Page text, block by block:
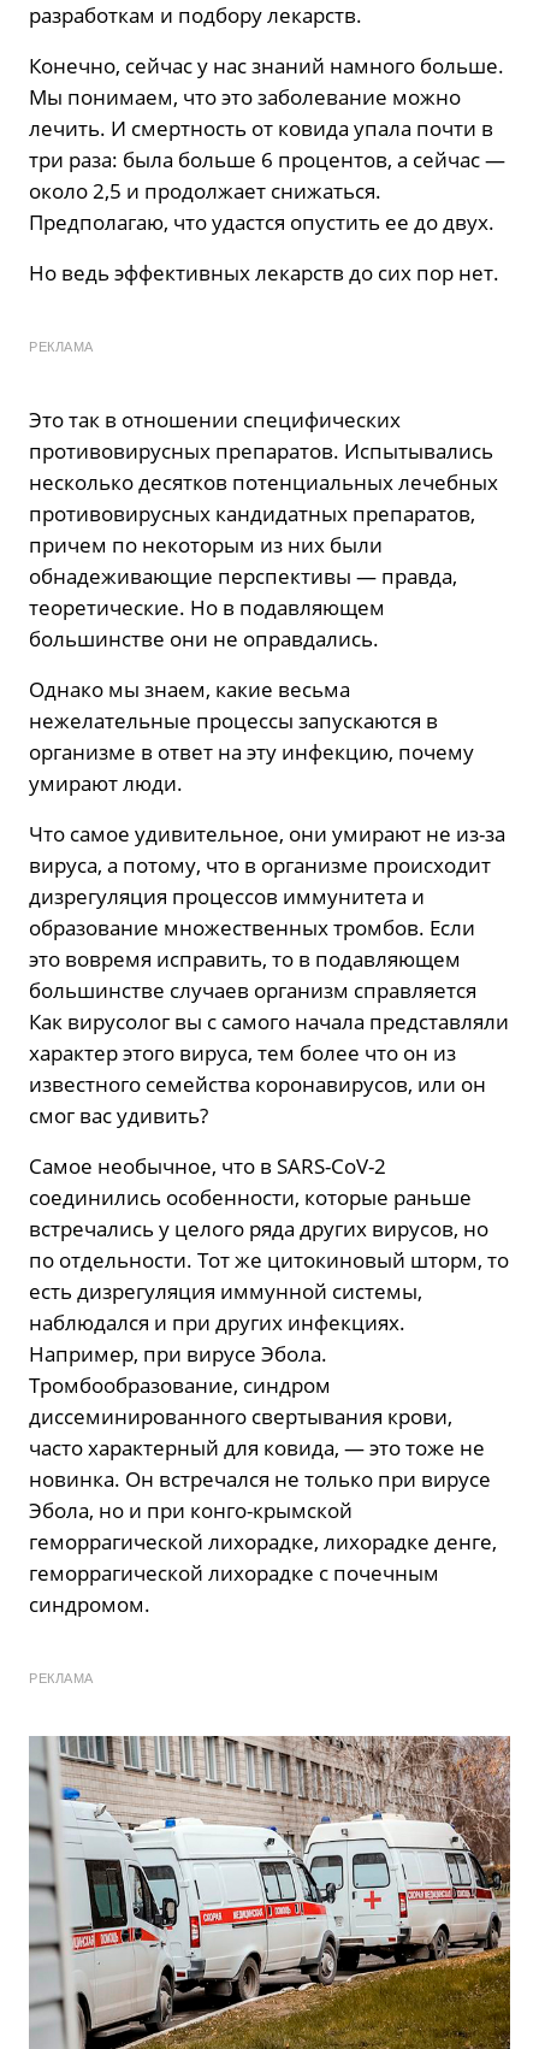
разработкам и подбору лекарств.
Конечно, сейчас у нас знаний намного больше.
Мы понимаем, что это заболевание можно
лечить. И смертность от ковида упала почти в
три раза: была больше 6 процентов, а сейчас —
около 2,5 и продолжает снижаться.
Предполагаю, что удастся опустить ее до двух.
Но ведь эффективных лекарств до сих пор нет.
РЕКЛАМА
Это так в отношении специфических
противовирусных препаратов. Испытывались
несколько десятков потенциальных лечебных
противовирусных кандидатных препаратов,
причем по некоторым из них были
обнадеживающие перспективы — правда,
теоретические. Но в подавляющем
большинстве они не оправдались.
Однако мы знаем, какие весьма
нежелательные процессы запускаются в
организме в ответ на эту инфекцию, почему
умирают люди.
Что самое удивительное, они умирают не из-за
вируса, а потому, что в организме происходит
дизрегуляция процессов иммунитета и
образование множественных тромбов. Если
это вовремя исправить, то в подавляющем
большинстве случаев организм справляется
Как вирусолог вы с самого начала представляли
характер этого вируса, тем более что он из
известного семейства коронавирусов, или он
смог вас удивить?
Самое необычное, что в SARS-CoV-2
соединились особенности, которые раньше
встречались у целого ряда других вирусов, но
по отдельности. Тот же цитокиновый шторм, то
есть дизрегуляция иммунной системы,
наблюдался и при других инфекциях.
Например, при вирусе Эбола.
Тромбообразование, синдром
диссеминированного свертывания крови,
часто характерный для ковида, — это тоже не
новинка. Он встречался не только при вирусе
Эбола, но и при конго-крымской
геморрагической лихорадке, лихорадке денге,
геморрагической лихорадке с почечным
синдромом.
РЕКЛАМА